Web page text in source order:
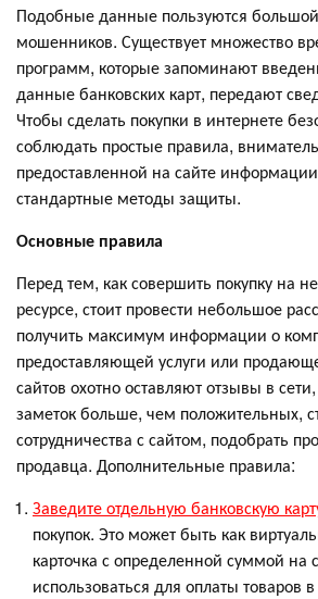
Подобные данные пользуются
мошенников. Существует множество
программ, которые запоминают
данные банковских карт, передают
Чтобы сделать покупки в интернете
соблюдать простые правила,
предоставленной на сайте
стандартные методы защиты.
Основные правила
Перед тем, как совершить покупку на
ресурсе, стоит провести небольшое
получить максимум информации о
предоставляющей услуги или
сайтов охотно оставляют отзывы в
заметок больше, чем положительных,
сотрудничества с сайтом, подобрать
продавца. Дополнительные правила:
Заведите отдельную банковскую
покупок. Это может быть как
карточка с определенной суммой на
использоваться для оплаты товаров в